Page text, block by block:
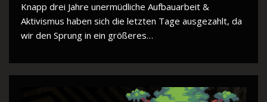
Knapp drei Jahre unermüdliche Aufbauarbeit &
Aktivismus haben sich die letzten Tage ausgezahlt, da
wir den Sprung in ein größeres…